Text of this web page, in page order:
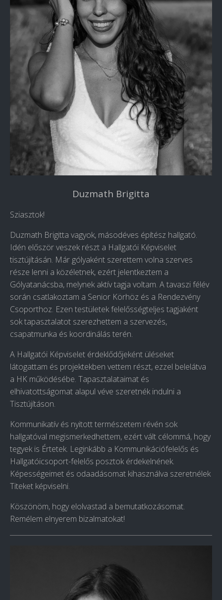
Duzmath Brigitta
Sziasztok!
Duzmath Brigitta vagyok, másodéves építész hallgató.
Idén először veszek részt a Hallgatói Képviselet
tisztújításán. Már gólyaként szerettem volna szerves
része lenni a közéletnek, ezért jelentkeztem a
Gólyatanácsba, melynek aktív tagja voltam. A tavaszi félév
során csatlakoztam a Senior Körhöz és a Rendezvény
Csoporthoz. Ezen testületek felelősségteljes tagjaként
sok tapasztalatot szerezhettem a szervezés,
csapatmunka és koordinálás terén.
A Hallgatói Képviselet érdeklődőjeként üléseket
látogattam és projektekben vettem részt, ezzel belelátva
a HK működésébe. Tapasztalataimat és
elhivatottságomat alapul véve szeretnék indulni a
Tisztújításon.
Kommunikatív és nyitott természetem révén sok
hallgatóval megismerkedhettem, ezért vált célommá, hogy
tegyek is Értetek. Leginkább a Kommunikációfelelős és
Hallgatóicsoport-felelős posztok érdekelnének.
Képességeimet és odaadásomat kihasználva szeretnélek
Titeket képviselni.
Köszönöm, hogy elolvastad a bemutatkozásomat.
Remélem elnyerem bizalmatokat!